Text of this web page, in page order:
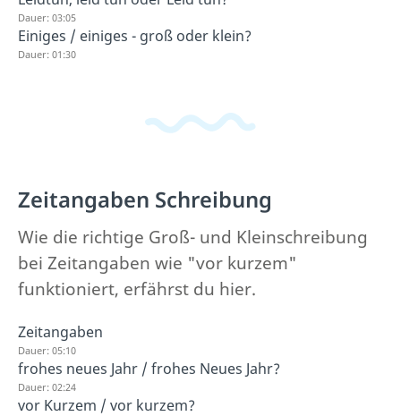
Dauer: 03:05
Einiges / einiges - groß oder klein?
Dauer: 01:30
Zeitangaben Schreibung
Wie die richtige Groß- und Kleinschreibung
bei Zeitangaben wie "vor kurzem"
funktioniert, erfährst du hier.
Zeitangaben
Dauer: 05:10
frohes neues Jahr / frohes Neues Jahr?
Dauer: 02:24
vor Kurzem / vor kurzem?